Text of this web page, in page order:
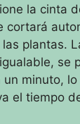
la cinta
cortará
plantas.
se
minuto,
el tiempo